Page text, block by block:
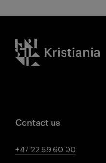
Kristiania logo
Contact us
+47 22 59 60 00